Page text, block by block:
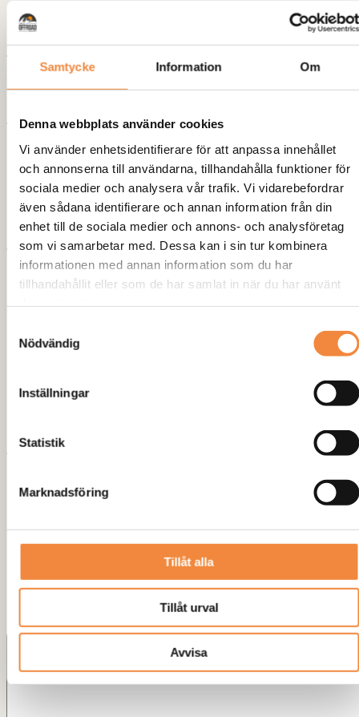
Samtycke Information Om
Denna webbplats använder cookies
Vi använder enhetsidentifierare för att anpassa innehållet
och annonserna till användarna, tillhandahålla funktioner för
sociala medier och analysera vår trafik. Vi vidarebefordrar
även sådana identifierare och annan information från din
enhet till de sociala medier och annons- och analysföretag
som vi samarbetar med. Dessa kan i sin tur kombinera
informationen med annan information som du har
tillhandahållit eller som de har samlat in när du har använt
Nödvändig
Inställningar
Statistik
Marknadsföring
Tillåt alla
Tillåt urval
Avvisa
16.5 tum:
12.00-16.5
17 tum:
33×12.5-17
275/70-17
285/70-17
18 tum:
285/65-18
33×12.5-18
Recensioner
”Snökedjor HEAVY DUTY (PAR) X-
4”
Din e-postadress kommer inte publiceras. Obligatoriska fält är
märkta
Ditt betyg*